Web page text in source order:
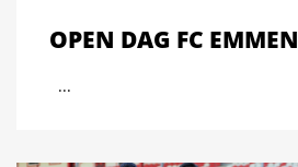
OPEN DAG FC EMMEN
...